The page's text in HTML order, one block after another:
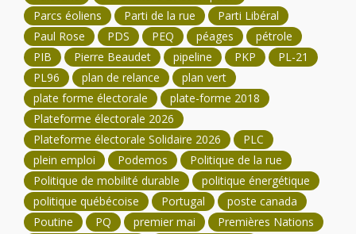
Parcs éoliens
Parti de la rue
Parti Libéral
Paul Rose
PDS PEQ péages
pétrole
PIB
Pierre Beaudet pipeline PKP
PL-21
PL96
plan de relance
plan vert
plate forme électorale
plate-forme 2018
Plateforme électorale 2026
Plateforme électorale Solidaire 2026
PLC
plein emploi
Podemos
Politique de la rue
Politique de mobilité durable
politique énergétique
politique québécoise
Portugal
poste canada
Poutine
PQ premier mai
Premières Nations